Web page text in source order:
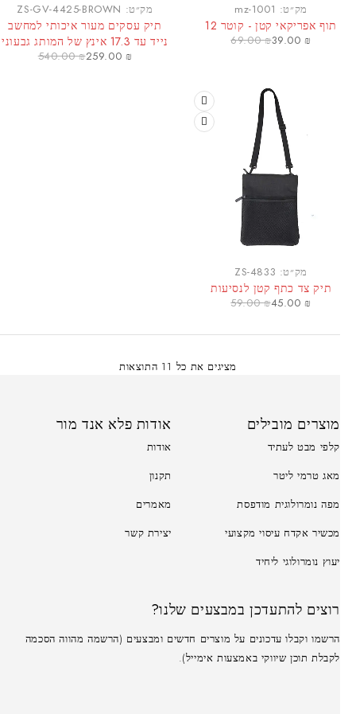
מק״ט:mz-1001
תוף אפריקאי קטן - קוטר 12
69.00₪39.00
מק״ט:ZS-GV-4425-BROWN
תיק עסקים מעור איכותי למחשב
נייד עד 17.3 אינץ של המותג גבעוני
540.00₪259.00
מק״ט:ZS-4833
תיק צד כתף קטן לנסיעות
59.00₪45.00
מציגים את כל ⁦11⁩ התוצאות
מוצרים מובילים
קלפי מבט לעתיד
מאג טרמי ליטר
מפה נומרולוגית מודפסת
מכשיר אקדח עיסוי מקצועי
יעוץ נומרולוגי ליחיד
אודות פלא אנד מור
אודות
תקנון
מאמרים
יצירת קשר
רוצים להתעדכן במבצעים שלנו?
הרשמו וקבלו עדכונים על מוצרים חדשים ומבצעים (הרשמה מהווה הסכמה
לקבלת תוכן שיווקי באמצעות אימייל).